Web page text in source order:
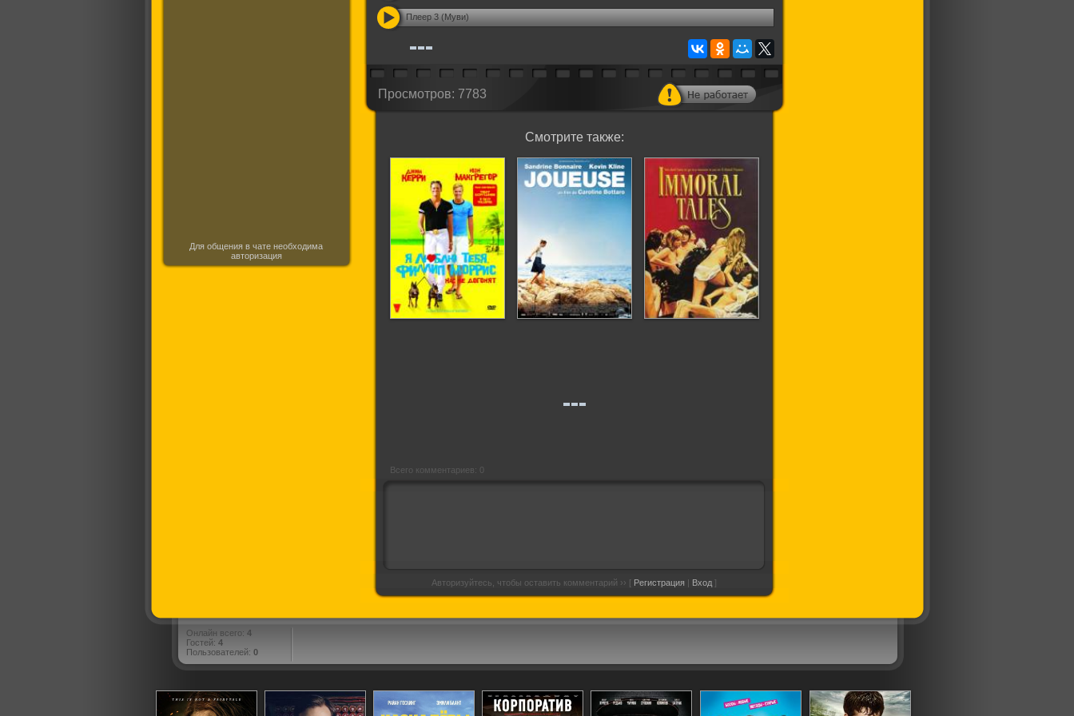
Для общения в чате необходима
авторизация
Плеер 3 (Муви)
Просмотров: 7783
Смотрите также:
Всего комментариев: 0
Авторизуйтесь, чтобы оставить комментарий ›› [ Регистрация | Вход ]
Онлайн всего: 4
Гостей: 4
Пользователей: 0